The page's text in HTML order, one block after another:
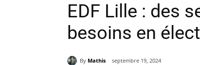
EDF Lille : des
besoins en
By Mathis septembre 19, 2024